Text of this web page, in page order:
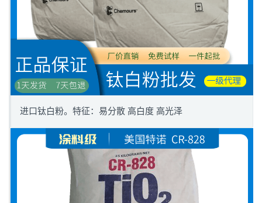
进口钛白粉。特征：易分散 高白度 高光泽